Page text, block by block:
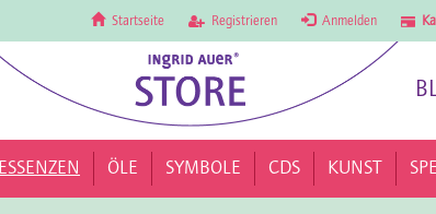
Startseite Registrieren Anmelden
ESSENZEN ÖLE SYMBOLE CDS KUNST